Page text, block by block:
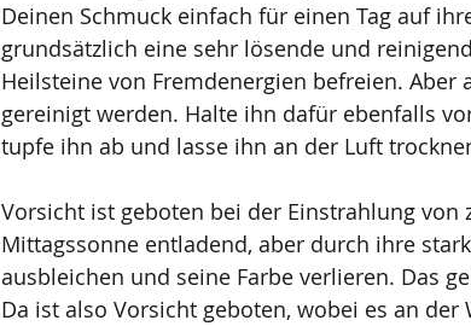
Deinen Schmuck einfach für einen Tag auf
grundsätzlich eine sehr lösende und
Heilsteine von Fremdenergien befreien.
gereinigt werden. Halte ihn dafür ebenfalls
tupfe ihn ab und lasse ihn an der Luft
Vorsicht ist geboten bei der Einstrahlung
Mittagssonne entladend, aber durch ihre
ausbleichen und seine Farbe verlieren. Das
Da ist also Vorsicht geboten, wobei es an